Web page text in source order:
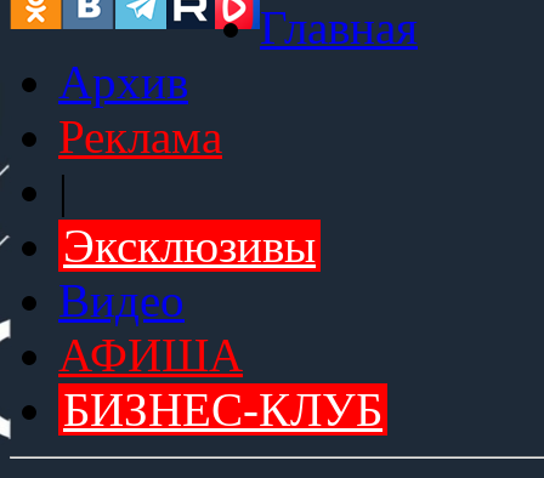
Главная
Архив
Реклама
|
Эксклюзивы
Видео
АФИША
БИЗНЕС-КЛУБ